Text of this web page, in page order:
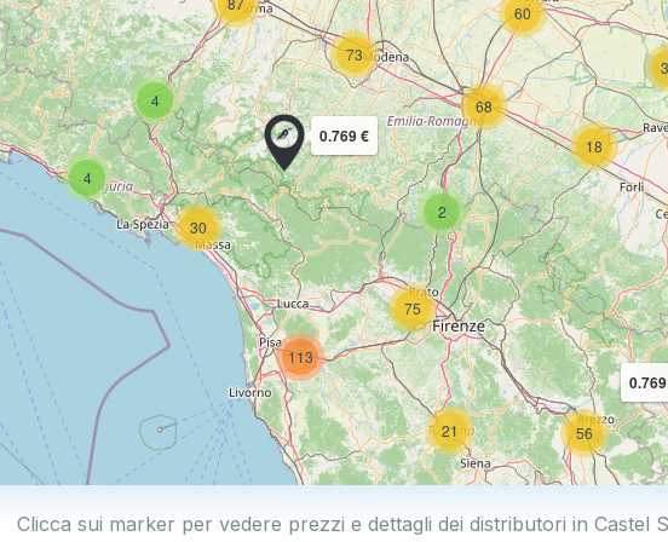
4
4
2
73
68
60
30
113
18
21
75
56
0.769 €
Clicca sui marker per vedere prezzi e dettagli dei distributori in Castel